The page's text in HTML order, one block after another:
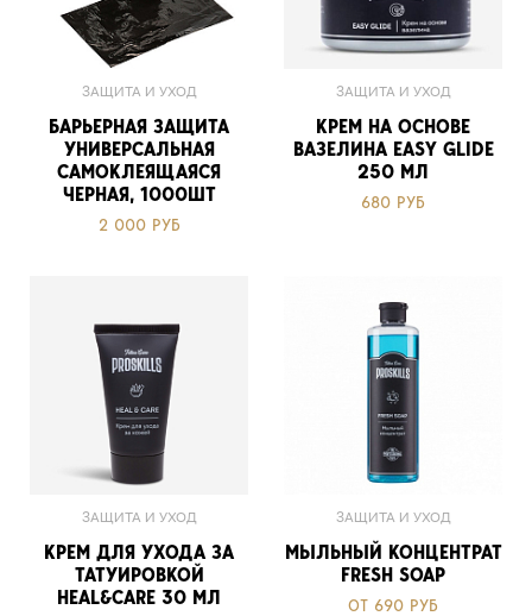
ЗАЩИТА И УХОД
БАРЬЕРНАЯ ЗАЩИТА
УНИВЕРСАЛЬНАЯ
САМОКЛЕЯЩАЯСЯ
ЧЕРНАЯ, 1000ШТ
2 000 РУБ
ЗАЩИТА И УХОД
КРЕМ НА ОСНОВЕ
ВАЗЕЛИНА EASY GLIDE
250 МЛ
680 РУБ
ЗАЩИТА И УХОД
КРЕМ ДЛЯ УХОДА ЗА
ТАТУИРОВКОЙ
HEAL&CARE 30 МЛ
ЗАЩИТА И УХОД
МЫЛЬНЫЙ КОНЦЕНТРАТ
FRESH SOAP
ОТ 690 РУБ